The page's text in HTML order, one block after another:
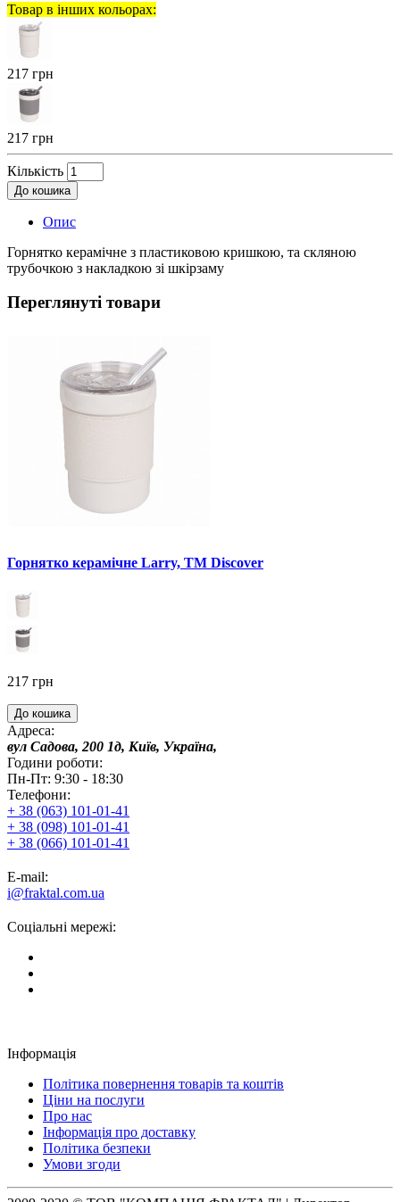
Товар в інших кольорах:
217 грн
217 грн
Кількість
До кошика
Опис
Горнятко керамічне з пластиковою кришкою, та скляною
трубочкою з накладкою зі шкірзаму
Переглянуті товари
Горнятко керамічне Larry, ТМ Discover
217 грн
До кошика
Адреса:
вул Садова, 200 1д, Київ, Україна,
Години роботи:
Пн-Пт: 9:30 - 18:30
Телефони:
+ 38 (063) 101-01-41
+ 38 (098) 101-01-41
+ 38 (066) 101-01-41
E-mail:
i@fraktal.com.ua
Соціальні мережі:
Інформація
Політика повернення товарів та коштів
Ціни на послуги
Про нас
Інформація про доставку
Політика безпеки
Умови згоди